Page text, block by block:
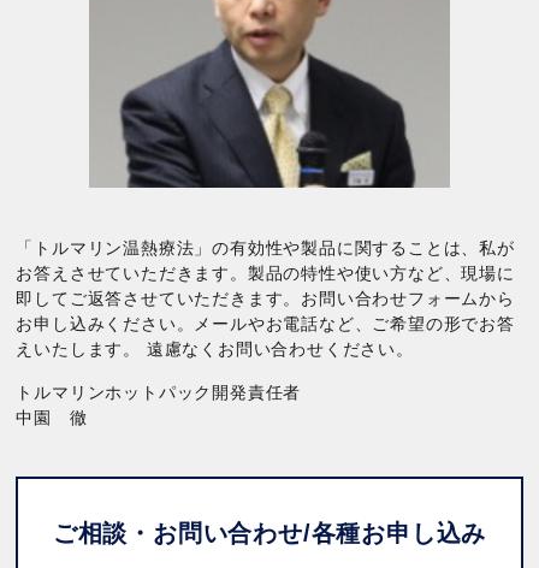
「トルマリン温熱療法」の有効性や製品に関することは、私が
お答えさせていただきます。製品の特性や使い方など、現場に
即してご返答させていただきます。お問い合わせフォームから
お申し込みください。メールやお電話など、ご希望の形でお答
えいたします。 遠慮なくお問い合わせください。
トルマリンホットパック開発責任者
中園 徹
ご相談・お問い合わせ/各種お申し込み